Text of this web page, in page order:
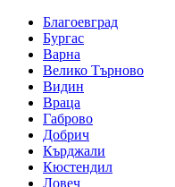
Благоевград
Бургас
Варна
Велико Търново
Видин
Враца
Габрово
Добрич
Кърджали
Кюстендил
Ловеч